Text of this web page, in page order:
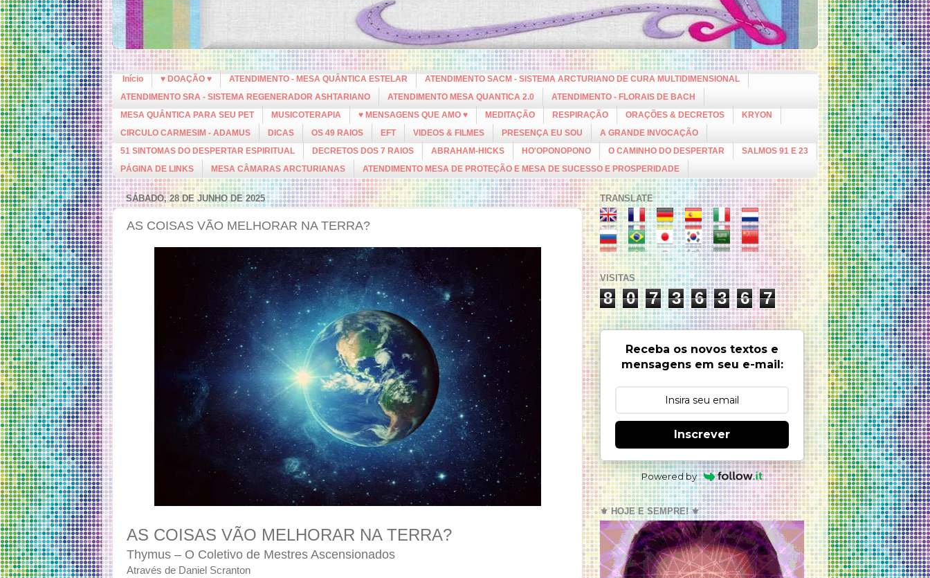
Início ♥ DOAÇÃO ♥ ATENDIMENTO - MESA QUÂNTICA ESTELAR
ATENDIMENTO SACM - SISTEMA ARCTURIANO DE CURA MULTIDIMENSIONAL
ATENDIMENTO SRA - SISTEMA REGENERADOR ASHTARIANO
ATENDIMENTO MESA QUANTICA 2.0
ATENDIMENTO - FLORAIS DE BACH
MESA QUÂNTICA PARA SEU PET
MUSICOTERAPIA ♥ MENSAGENS QUE AMO ♥ MEDITAÇÃO RESPIRAÇÃO ORAÇÕES & DECRETOS
KRYON
CIRCULO CARMESIM - ADAMUS
DICAS OS 49 RAIOS EFT VIDEOS & FILMES PRESENÇA EU SOU
A GRANDE INVOCAÇÃO
51 SINTOMAS DO DESPERTAR ESPIRITUAL
DECRETOS DOS 7 RAIOS ABRAHAM-HICKS HO'OPONOPONO O CAMINHO DO DESPERTAR
SALMOS 91 E 23
PÁGINA DE LINKS
MESA CÂMARAS ARCTURIANAS ATENDIMENTO MESA DE PROTEÇÃO E MESA DE SUCESSO E PROSPERIDADE
SÁBADO, 28 DE JUNHO DE 2025
AS COISAS VÃO MELHORAR NA TERRA?
AS COISAS VÃO MELHORAR NA TERRA?
Thymus – O Coletivo de Mestres Ascensionados
Através de Daniel Scranton
TRANSLATE
VISITAS
8 0 7 3 6 3 6 7
Receba os novos textos e
mensagens em seu e-mail:
Inscrever
Powered by
⚜️ HOJE E SEMPRE! ⚜️